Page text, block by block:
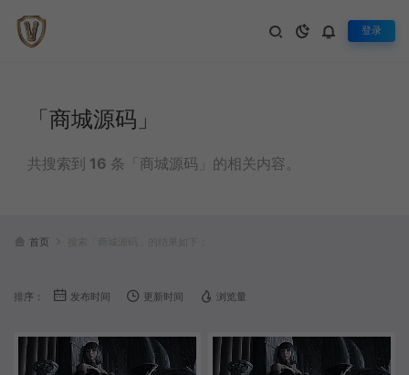
登录
「商城源码」
共搜索到 16 条「商城源码」的相关内容。
首页
排序： 发布时间 更新时间 浏览量